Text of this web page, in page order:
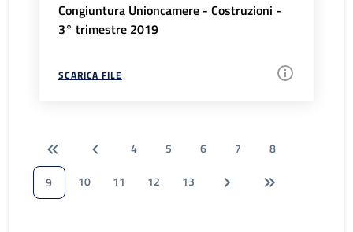
Congiuntura Unioncamere - Costruzioni -
3° trimestre 2019
SCARICA FILE
4 5 6 7
8
9
10 11 12 13